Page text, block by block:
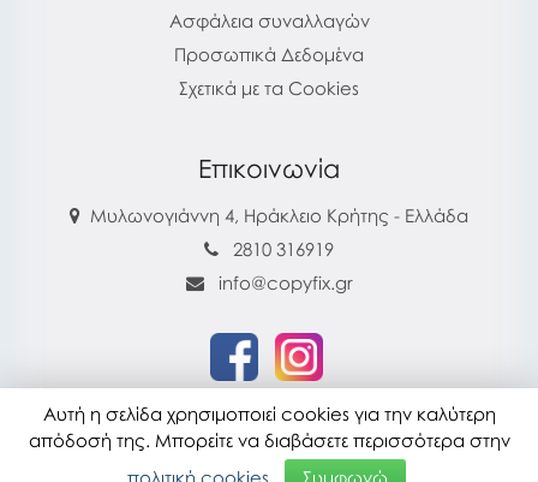
Ασφάλεια συναλλαγών
Προσωπικά Δεδομένα
Σχετικά με τα Cookies
Επικοινωνία
Μυλωνογιάννη 4, Ηράκλειο Κρήτης - Ελλάδα
2810 316919
info@copyfix.gr
copyfix.gr © 2026
Τελευταία ενημέρωση : 28-07-2026 16:22
Αυτή η σελίδα χρησιμοποιεί cookies για την καλύτερη
απόδοσή της. Μπορείτε να διαβάσετε περισσότερα στην
πολιτική cookies.
Συμφωνώ